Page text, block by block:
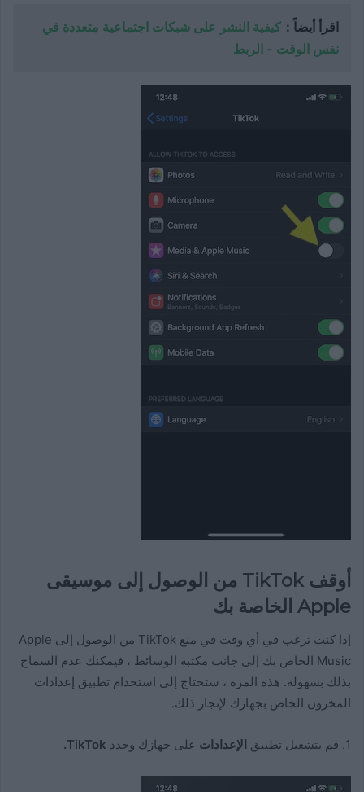
اقرأ أيضاً : كيفية النشر على شبكات اجتماعية متعددة في
نفس الوقت - الربط
أوقف TikTok من الوصول إلى موسيقى
Apple الخاصة بك
إذا كنت ترغب في أي وقت في منع TikTok من الوصول إلى Apple
Music الخاص بك إلى جانب مكتبة الوسائط ، فيمكنك عدم السماح
بذلك بسهولة. هذه المرة ، ستحتاج إلى استخدام تطبيق إعدادات
المخزون الخاص بجهازك لإنجاز ذلك.
1. قم بتشغيل تطبيق الإعدادات على جهازك وحدد TikTok.